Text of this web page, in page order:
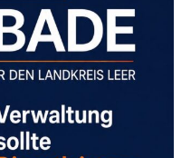
Weg
täg­li­chen Arbeit gelernt
aus einer Kri­se. Jeder
indi­vi­du­el­le
Tem­po mit.